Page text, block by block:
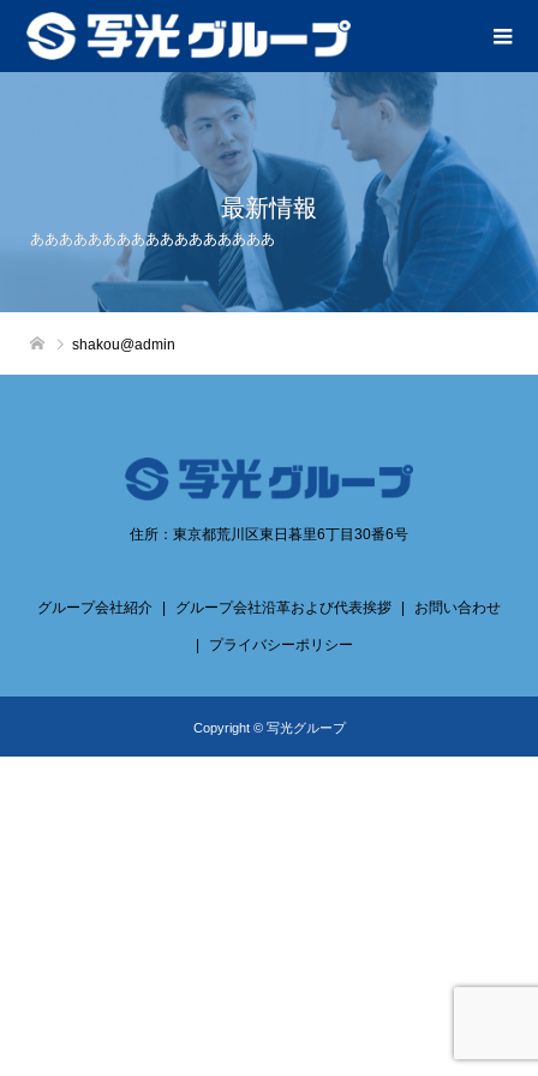
最新情報
あああああああああああああああああ
shakou@admin
住所：東京都荒川区東日暮里6丁目30番6号
グループ会社紹介 グループ会社沿革および代表挨拶 お問い合わせ
プライバシーポリシー
Copyright © 写光グループ